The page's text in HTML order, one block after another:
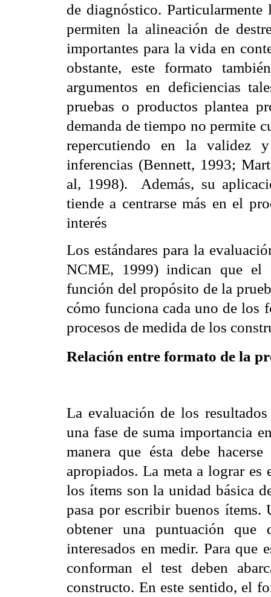
de diagnóstico.
permiten la alineación de
importantes para la vida en
obstante, este formato
argumentos en deficiencias
pruebas o productos plantea
demanda de tiempo no permite
repercutiendo en la
inferencias (Bennett, 1993;
al, 1998).
Además, su
tiende a centrarse más en el
interés
Los estándares para la
NCME, 1999) indican que el
función del propósito de la
cómo funciona cada uno de los
procesos de medida de los
Relación entre formato de la
La evaluación de los
una fase de suma importancia
manera que ésta debe
apropiados. La meta a lograr es
los ítems son la unidad básica
pasa por escribir buenos ítems.
obtener una puntuación que
interesados en medir. Para que
conforman el test deben
constructo. En este sentido, el